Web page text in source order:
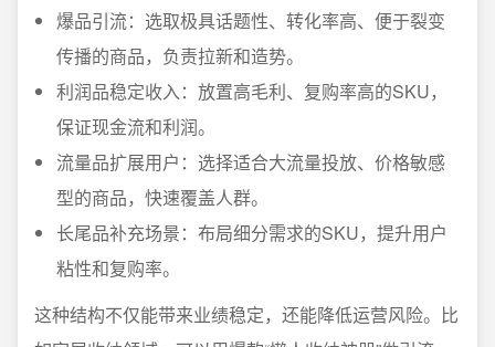
爆品引流：选取极具话题性、转化率高、便于裂变
传播的商品，负责拉新和造势。
利润品稳定收入：放置高毛利、复购率高的SKU，
保证现金流和利润。
流量品扩展用户：选择适合大流量投放、价格敏感
型的商品，快速覆盖人群。
长尾品补充场景：布局细分需求的SKU，提升用户
粘性和复购率。
这种结构不仅能带来业绩稳定，还能降低运营风险。比